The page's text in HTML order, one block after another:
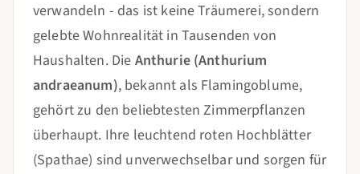
verwandeln - das ist keine Träumerei, sondern
gelebte Wohnrealität in Tausenden von
Haushalten. Die Anthurie (Anthurium
andraeanum), bekannt als Flamingoblume,
gehört zu den beliebtesten Zimmerpflanzen
überhaupt. Ihre leuchtend roten Hochblätter
(Spathae) sind unverwechselbar und sorgen für